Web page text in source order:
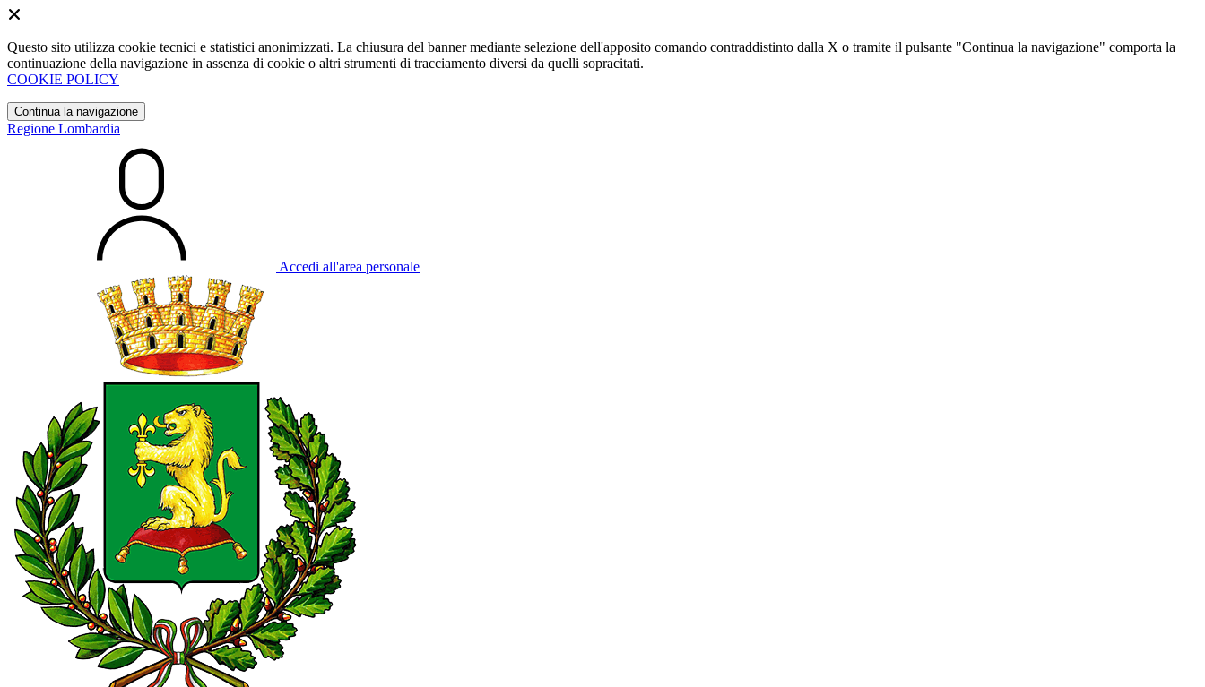
Questo sito utilizza cookie tecnici e statistici anonimizzati. La chiusura del banner mediante selezione dell'apposito comando contraddistinto dalla X o tramite il pulsante "Continua la navigazione" comporta la
continuazione della navigazione in assenza di cookie o altri strumenti di tracciamento diversi da quelli sopracitati.
COOKIE POLICY
Continua la navigazione
Regione Lombardia
Accedi all'area personale